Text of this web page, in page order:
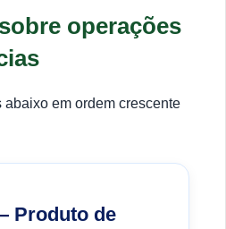
operações
em ordem crescente
Produto de